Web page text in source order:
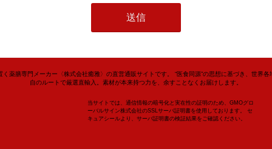
薬膳専門メーカー〈株式会社癒雅〉の直営通販サイトです。 “医食同源”の思想に基づき、世界
自のルートで厳選直輸入。素材が本来持つ力を、余すことなくお届けします。
当サイトでは、通信情報の暗号化と実在性の証明のため、GMOグロ
ーバルサイン株式会社のSSLサーバ証明書を使用しております。 セ
キュアシールより、サーバ証明書の検証結果をご確認ください。